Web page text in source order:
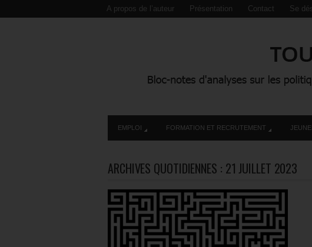
A propos de l’auteur Présentation Contact Se
EMPLOI FORMATION ET RECRUTEMENT
ARCHIVES QUOTIDIENNES : 21 JUILLET 2023